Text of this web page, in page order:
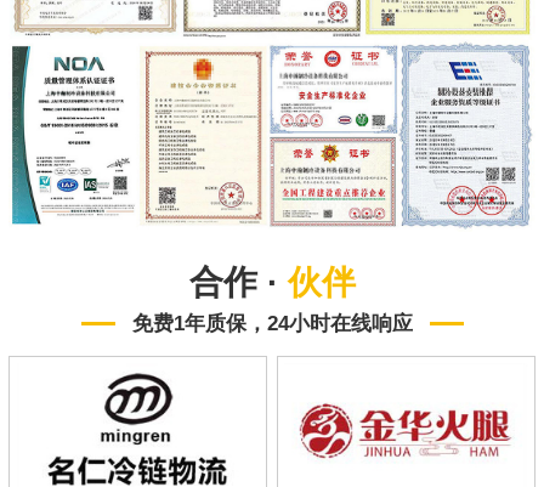
合作 ·伙伴
免费1年质保，24小时在线响应